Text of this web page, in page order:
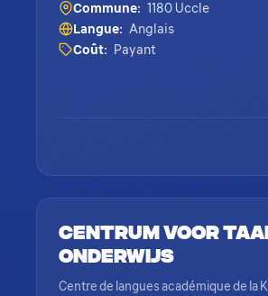
Commune: 1180 Uccle
Langue: Anglais
Coût:
Payant
Centrum voor
Onderwijs
Centre de langues académique de la